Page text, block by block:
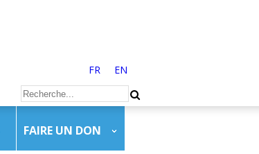
FR EN
FAIRE UN DON